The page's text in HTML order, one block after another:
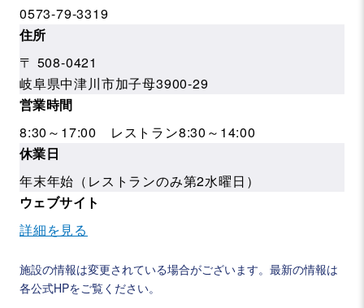
0573-79-3319
住所
〒 508-0421
岐阜県中津川市加子母3900-29
営業時間
8:30～17:00 レストラン8:30～14:00
休業日
年末年始（レストランのみ第2水曜日）
ウェブサイト
詳細を見る
施設の情報は変更されている場合がございます。最新の情報は
各公式HPをご覧ください。